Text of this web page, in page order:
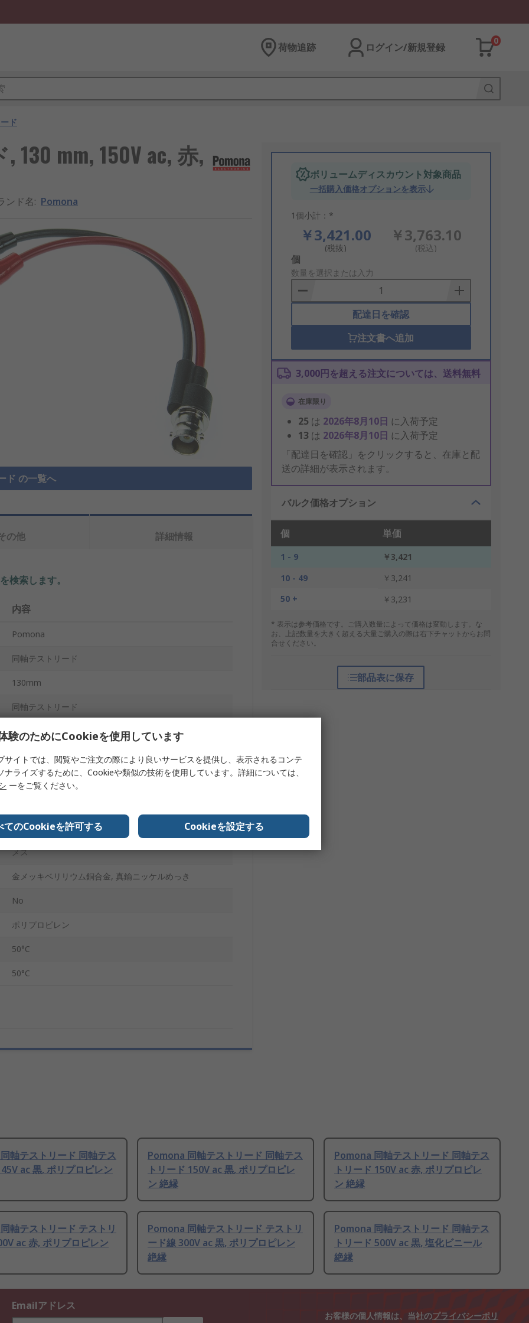
荷物追跡 ログイン/新規登録
0
ド
130 mm, 150V ac, 赤,
ンド名: Pomona
ド の一覧へ
ボリュームディスカウント対象商品
一括購入価格オプションを表示
1個小計：*
￥3,421.00
(税抜)
￥3,763.10
(税込)
Add
to
Basket
個
数量を選択または入力
配達日を確認
注文書へ追加
3,000円を超える注文については、送料無料
在庫限り
25 は 2026年8月10日 に入荷予定
13 は 2026年8月10日 に入荷予定
「配達日を確認」をクリックすると、在庫と配
送の詳細が表示されます。
バルク価格オプション
個 単価
1 - 9
￥3,421
10 - 49
￥3,241
50 +
￥3,231
* 表示は参考価格です。ご購入数量によって価格は変動します。な
お、上記数量を大きく超える大量ご購入の際は右下チャットからお問
合せください。
部品表に保存
の他 詳細情報
検索します。
内容
Pomona
同軸テストリード
130mm
同軸テストリード
赤, 黒
ストレート
ストレート
メス
メス
金メッキベリリウム銅合金, 真鍮ニッケルめっき
No
ポリプロピレン
50°C
50°C
軸テストリード 同軸テス
ac 黒, ポリプロピレン
Pomona 同軸テストリード 同軸テス
トリード 150V ac 黒, ポリプロピレ
ン 絶縁
Pomona 同軸テストリード 同軸テス
トリード 150V ac 赤, ポリプロピレ
ン 絶縁
軸テストリード テストリ
ac 赤, ポリプロピレン
Pomona 同軸テストリード テストリ
ード線 300V ac 黒, ポリプロピレン
絶縁
Pomona 同軸テストリード 同軸テス
トリード 500V ac 黒, 塩化ビニール
絶縁
Emailアドレス
お客様の個人情報は、当社のプライバシーポリ
験のためにCookieを使用しています
サイトでは、閲覧やご注文の際により良いサービスを提供し、表示されるコンテ
ナライズするために、Cookieや類似の技術を使用しています。詳細については、
ーをご覧ください。
てのCookieを許可する Cookieを設定する